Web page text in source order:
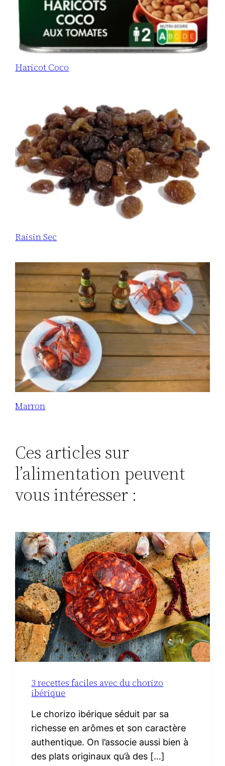
Haricot Coco
Raisin Sec
Marron
Ces articles sur
l’alimentation peuvent
vous intéresser :
3 recettes faciles avec du chorizo
ibérique
Le chorizo ibérique séduit par sa
richesse en arômes et son caractère
authentique. On l’associe aussi bien à
des plats originaux qu’à des […]